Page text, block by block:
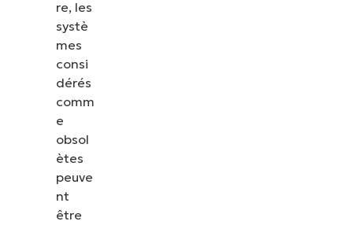
re, les
systè
mes
consi
dérés
comm
e
obsol
ètes
peuve
nt
être